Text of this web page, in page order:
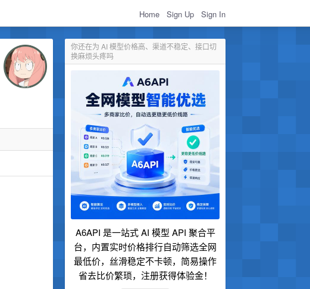
Home Sign Up Sign In
你还在为 AI 模型价格高、渠道不稳定、接口切
换麻烦头疼吗
A6API 是一站式 AI 模型 API 聚合平
台，内置实时价格排行自动筛选全网
最低价，丝滑稳定不卡顿，简易操作
省去比价繁琐，注册获得体验金！